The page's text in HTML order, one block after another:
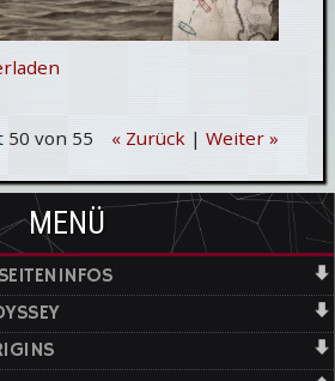
50 von 55
« Zurück| Weiter »
MENÜ